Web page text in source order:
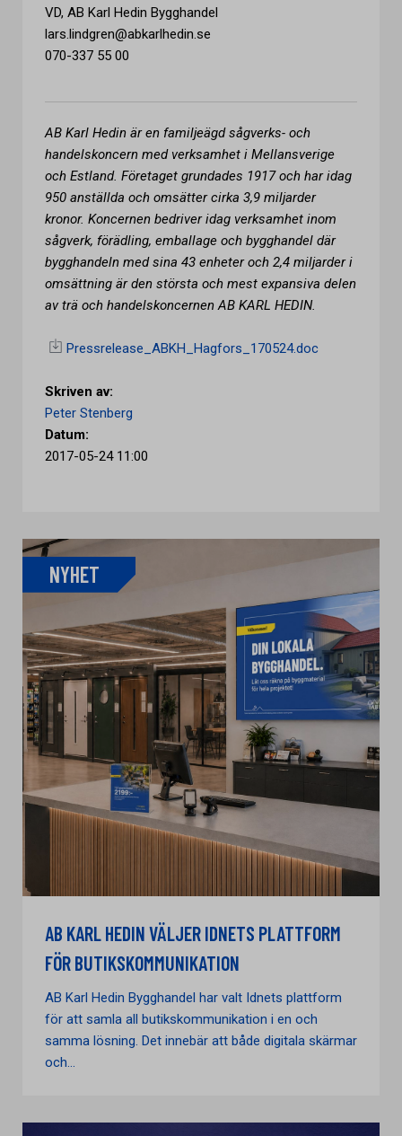
VD, AB Karl Hedin Bygghandel
lars.lindgren@abkarlhedin.se
070-337 55 00
AB Karl Hedin är en familjeägd sågverks- och
handelskoncern med verksamhet i Mellansverige
och Estland. Företaget grundades 1917 och har idag
950 anställda och omsätter cirka 3,9 miljarder
kronor. Koncernen bedriver idag verksamhet inom
sågverk, förädling, emballage och bygghandel där
bygghandeln med sina 43 enheter och 2,4 miljarder i
omsättning är den största och mest expansiva delen
av trä och handelskoncernen AB KARL HEDIN.
Pressrelease_ABKH_Hagfors_170524.doc
Skriven av:
Peter Stenberg
Datum:
2017-05-24 11:00
NYHET
AB KARL HEDIN VÄLJER IDNETS PLATTFORM
FÖR BUTIKSKOMMUNIKATION
AB Karl Hedin Bygghandel har valt Idnets plattform
för att samla all butikskommunikation i en och
samma lösning. Det innebär att både digitala skärmar
och...